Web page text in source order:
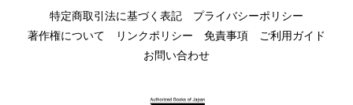
特定商取引法に基づく表記
プライバシーポリシー
著作権について
リンクポリシー 免責事項
ご利用ガイド
お問い合わせ